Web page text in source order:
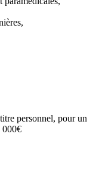
personnel, pour un
000€